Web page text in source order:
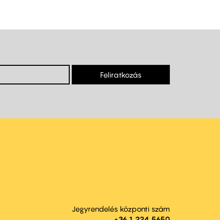
Feliratkozás
Jegyrendelés központi szám